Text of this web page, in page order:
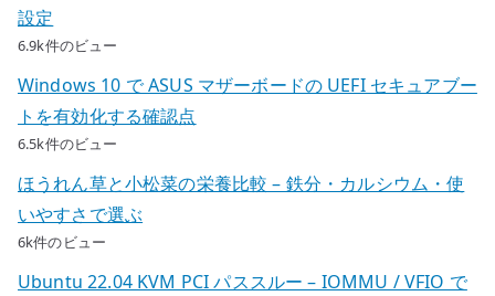
設定
6.9k件のビュー
Windows 10 で ASUS マザーボードの UEFI セキュアブー
トを有効化する確認点
6.5k件のビュー
ほうれん草と小松菜の栄養比較 – 鉄分・カルシウム・使
いやすさで選ぶ
6k件のビュー
Ubuntu 22.04 KVM PCI パススルー – IOMMU / VFIO で